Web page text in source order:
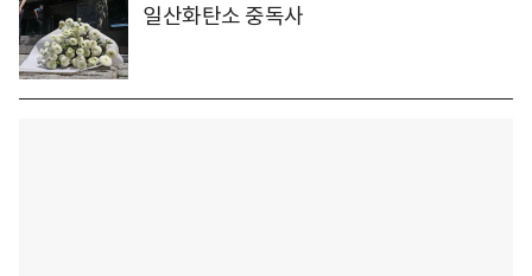
일산화탄소 중독사